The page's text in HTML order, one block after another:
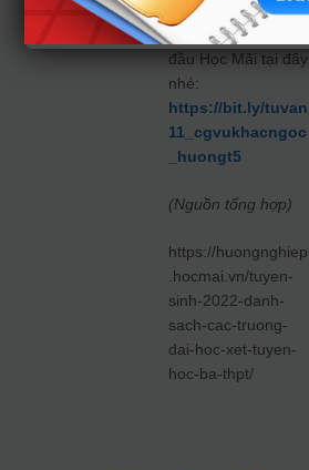
hội trò chuyện cùng
chuyên gia hàng
đầu Học Mãi tại đây
nhé:
https://bit.ly/tuvan
11_cgvukhacngoc
_huongt5
(Nguồn tổng hợp)
https://huongnghiep
.hocmai.vn/tuyen-
sinh-2022-danh-
sach-cac-truong-
dai-hoc-xet-tuyen-
hoc-ba-thpt/